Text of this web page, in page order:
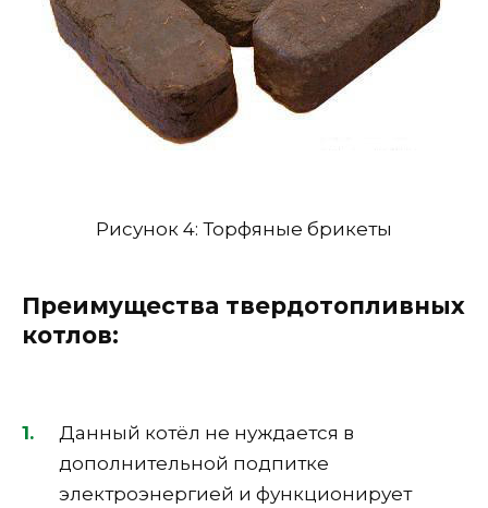
Рисунок 4: Торфяные брикеты
Преимущества твердотопливных
котлов:
Данный котёл не нуждается в
дополнительной подпитке
электроэнергией и функционирует